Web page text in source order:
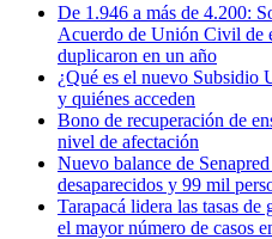
De 1.946 a más de 4.200:
Acuerdo de Unión Civil de
duplicaron en un año
¿Qué es el nuevo Subsidio
y quiénes acceden
Bono de recuperación de
nivel de afectación
Nuevo balance de
desaparecidos y 99 mil
Tarapacá lidera las tasas
el mayor número de casos